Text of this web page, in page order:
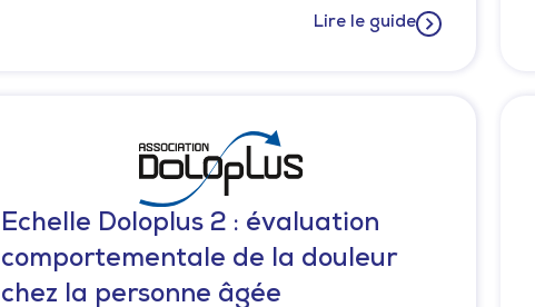
Lire le guide
Echelle Doloplus 2 : évaluation
comportementale de la douleur
chez la personne âgée